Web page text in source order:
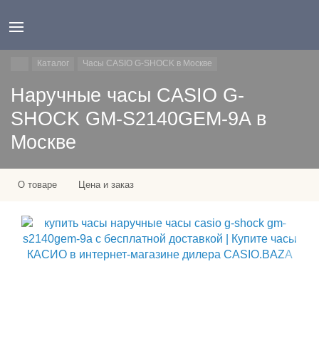
Каталог Часы CASIO G-SHOCK в Москве
Наручные часы CASIO G-
SHOCK GM-S2140GEM-9A в
Москве
О товаре Цена и заказ